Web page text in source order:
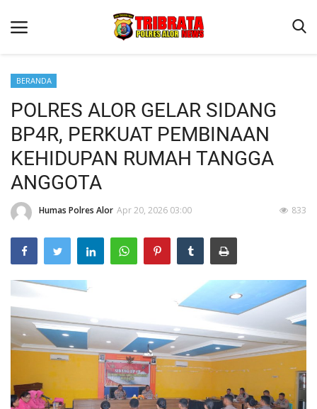
Beranda
Terms & Conditions
Reskrim
Binkam
Lantas
Giat Ops
Mitra Polisi
Polisi Kita
BERANDA
POLRES ALOR GELAR SIDANG
BP4R, PERKUAT PEMBINAAN
KEHIDUPAN RUMAH TANGGA
ANGGOTA
Humas Polres Alor Apr 20, 2026 03:00 833